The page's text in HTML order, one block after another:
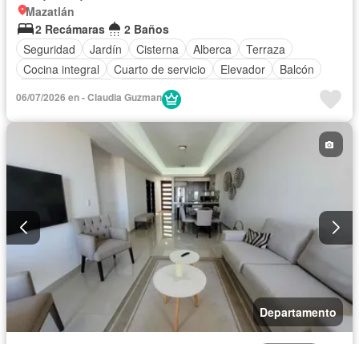
Mazatlán
2 Recámaras
2 Baños
Seguridad
Jardín Cisterna Alberca
Terraza
Cocina integral
Cuarto de servicio Elevador
Balcón
Zona infantil
Electricidad
Recámara con closet
Estacionamiento
Completamente amueblado
06/07/2026 en - Claudia Guzman
Departamento